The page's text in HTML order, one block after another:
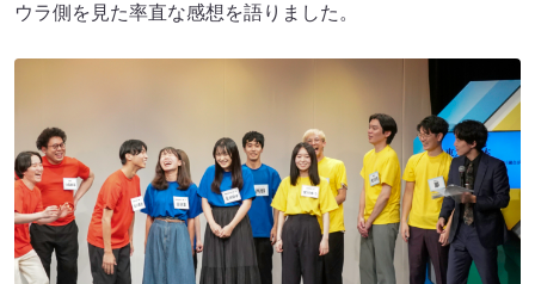
ウラ側を見た率直な感想を語りました。